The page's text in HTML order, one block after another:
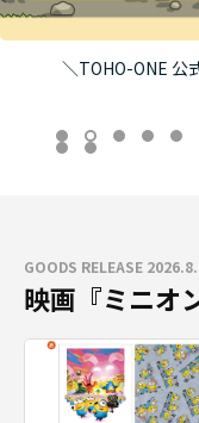
＼TOHO-ONE 公式キ
GOODS RELEASE
映画『ミニオ